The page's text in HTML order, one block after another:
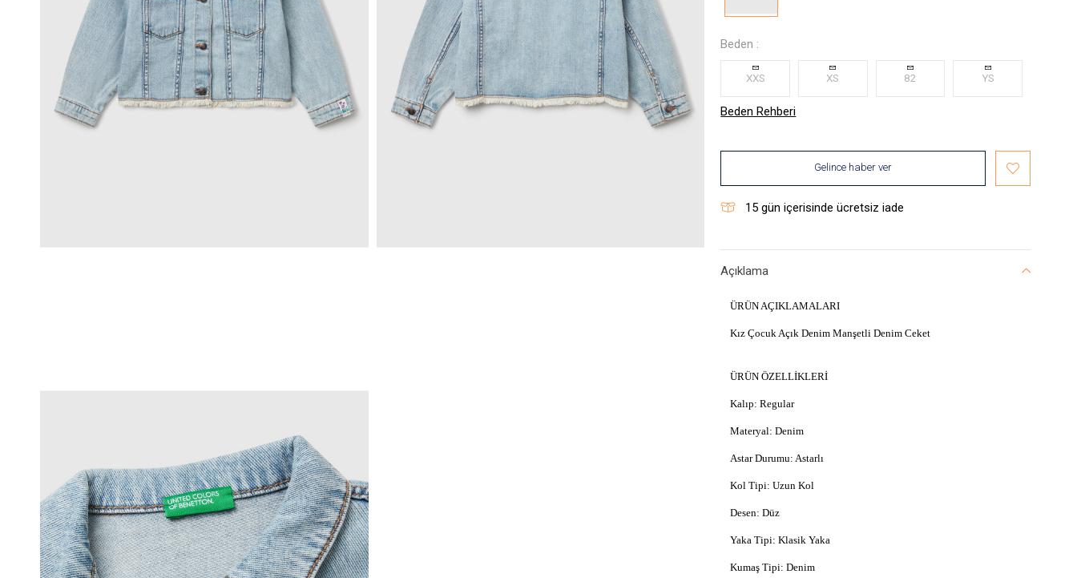
Beden Rehberi
Beden :
XXS XS 82 YS
Gelince haber ver
15 gün içerisinde ücretsiz iade
Açıklama
ÜRÜN AÇIKLAMALARI
Kız Çocuk Açık Denim Manşetli Denim Ceket
ÜRÜN ÖZELLİKLERİ
Kalıp: Regular
Materyal: Denim
Astar Durumu: Astarlı
Kol Tipi: Uzun Kol
Desen: Düz
Yaka Tipi: Klasik Yaka
Kumaş Tipi: Denim